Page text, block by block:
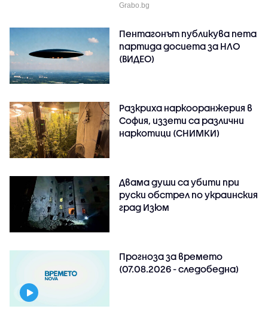
Grabo.bg
Пентагонът публикува пета
партида досиета за НЛО
(ВИДЕО)
Разкриха наркооранжерия в
София, иззети са различни
наркотици (СНИМКИ)
Двама души са убити при
руски обстрeл по украинския
град Изюм
Прогноза за времето
(07.08.2026 - следобедна)